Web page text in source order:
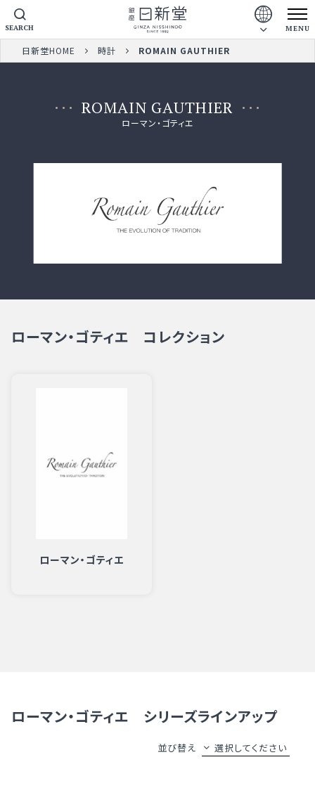
MENU
SEARCH
日新堂HOME 時計 ROMAIN GAUTHIER
ROMAIN GAUTHIER
ローマン・ゴティエ
ローマン・ゴティエ コレクション
ローマン・ゴティエ
ローマン・ゴティエ シリーズラインアップ
並び替え 選択してください